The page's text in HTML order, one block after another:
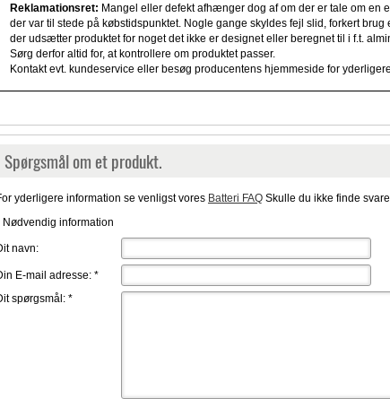
Reklamationsret: Mangel eller defekt afhænger dog af om der er tale om en
der var til stede på købstidspunktet. Nogle gange skyldes fejl slid, forkert
der udsætter produktet for noget det ikke er designet eller beregnet til i f.t.
Sørg derfor altid for, at kontrollere om produktet passer.
Kontakt evt. kundeservice eller besøg producentens hjemmeside for
Spørgsmål om et produkt.
yderligere information se venligst vores Batteri FAQSkulle du ikke finde
Nødvendig information
navn:
E-mail adresse: *
spørgsmål: *